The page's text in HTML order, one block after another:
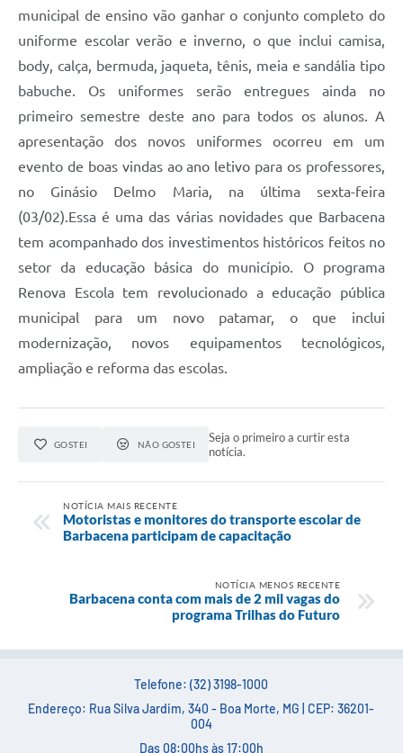
PNAB 2026 - Ciclo 2
Revistas
Intranet
Plano Diretor e Mobilidade Urbana
Festival Gastronômico
Emprega Barbacena
Plano Municipal de Saneamento Básico
Regularização de bairros
municipal de ensino vão ganhar o conjunto completo do
uniforme escolar verão e inverno, o que inclui camisa,
body, calça, bermuda, jaqueta, tênis, meia e sandália tipo
babuche. Os uniformes serão entregues ainda no
primeiro semestre deste ano para todos os alunos. A
apresentação dos novos uniformes ocorreu em um
evento de boas vindas ao ano letivo para os professores,
no Ginásio Delmo Maria, na última sexta-feira
(03/02).Essa é uma das várias novidades que Barbacena
tem acompanhado dos investimentos históricos feitos no
setor da educação básica do município. O programa
Renova Escola tem revolucionado a educação pública
municipal para um novo patamar, o que inclui
modernização, novos equipamentos tecnológicos,
ampliação e reforma das escolas.
GOSTEI NÃO GOSTEI
Seja o primeiro a curtir esta
notícia.
NOTÍCIA MAIS RECENTE
Motoristas e monitores do transporte escolar de
Barbacena participam de capacitação
NOTÍCIA MENOS RECENTE
Barbacena conta com mais de 2 mil vagas do
programa Trilhas do Futuro
Telefone: (32) 3198-1000
Endereço: Rua Silva Jardim, 340 - Boa Morte, MG | CEP: 36201-
004
Das 08:00hs às 17:00h